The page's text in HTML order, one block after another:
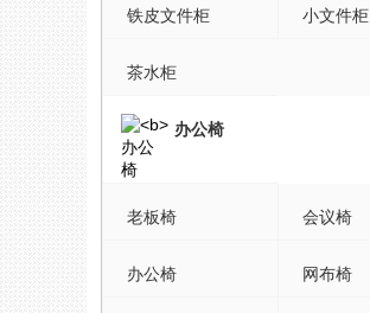
铁皮文件柜 小文件柜
茶水柜
办公椅
老板椅 会议椅
办公椅 网布椅